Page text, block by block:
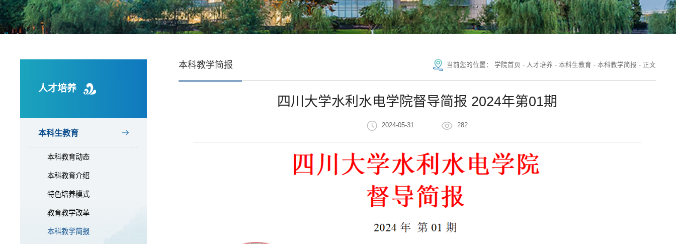
人才培养
本科生教育
本科教育动态
本科教育介绍
特色培养模式
教育教学改革
本科教学简报
本科教学简报 当前您的位置： 学院首页 - 人才培养 - 本科生教育 - 本科教学简报 - 正文
四川大学水利水电学院督导简报 2024年第01期
2024-05-31 282